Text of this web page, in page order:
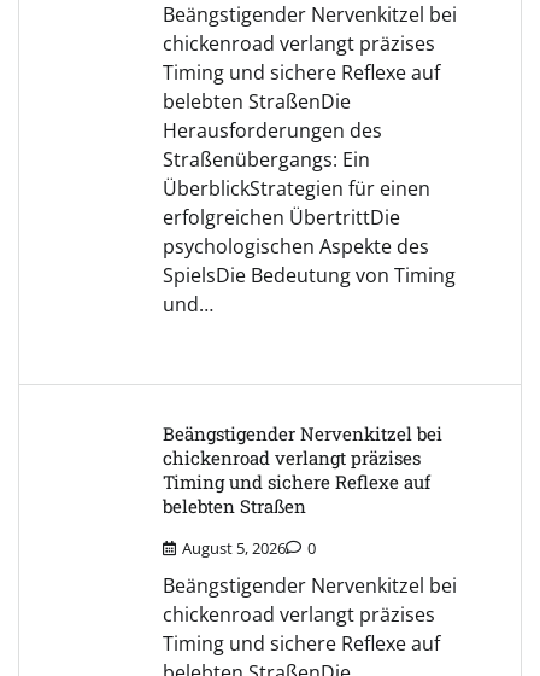
Beängstigender Nervenkitzel bei
chickenroad verlangt präzises
Timing und sichere Reflexe auf
belebten StraßenDie
Herausforderungen des
Straßenübergangs: Ein
ÜberblickStrategien für einen
erfolgreichen ÜbertrittDie
psychologischen Aspekte des
SpielsDie Bedeutung von Timing
und…
Beängstigender Nervenkitzel bei
chickenroad verlangt präzises
Timing und sichere Reflexe auf
belebten Straßen
August 5, 2026 0
Beängstigender Nervenkitzel bei
chickenroad verlangt präzises
Timing und sichere Reflexe auf